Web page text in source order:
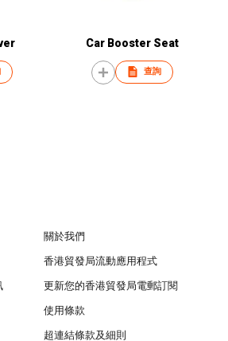
Car Booster Seat
查詢
關於我們
香港貿發局流動應用程式
更新您的香港貿發局電郵訂閱
使用條款
超連結條款及細則